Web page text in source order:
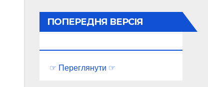
ПОПЕРЕДНЯ ВЕРСІЯ
☞ Переглянути ☞